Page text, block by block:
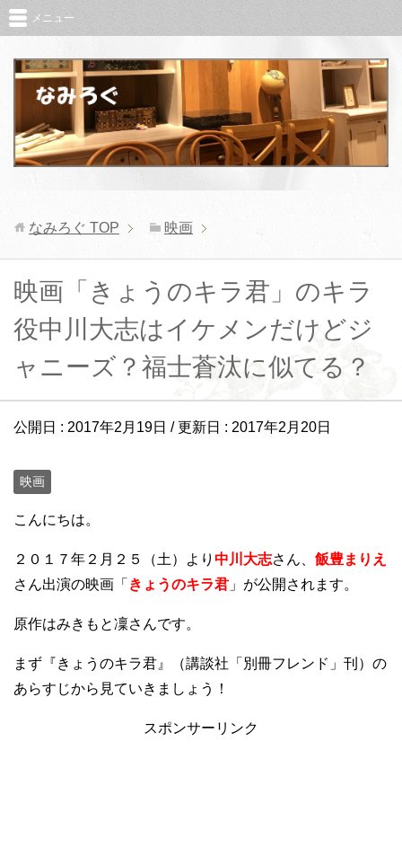
メニュー
なみろぐ TOP 映画
映画「きょうのキラ君」のキラ
役中川大志はイケメンだけどジ
ャニーズ？福士蒼汰に似てる？
公開日 : 2017年2月19日 / 更新日 : 2017年2月20日
映画
こんにちは。
２０１７年２月２５（土）より 中川大志さん、 飯豊まりえ
さん出演の映画「 きょうのキラ君 」 が公開されます。
原作はみきもと凜さんです。
まず『きょうのキラ君』（講談社「別冊フレンド」刊）の
あらすじから見ていきましょう！
スポンサーリンク